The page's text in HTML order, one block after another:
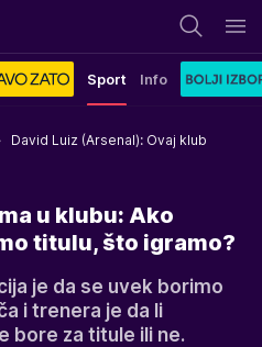
Sport Info
David Luiz (Arsenal): Ovaj klub
u klubu: Ako
titulu, što igramo?
je da se uvek borimo
i trenera je da li
bore za titule ili ne.